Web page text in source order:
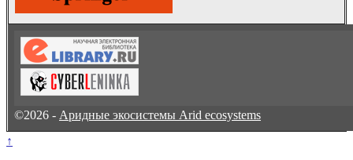
©2026 - Аридные экосистемы Arid ecosystems
↑